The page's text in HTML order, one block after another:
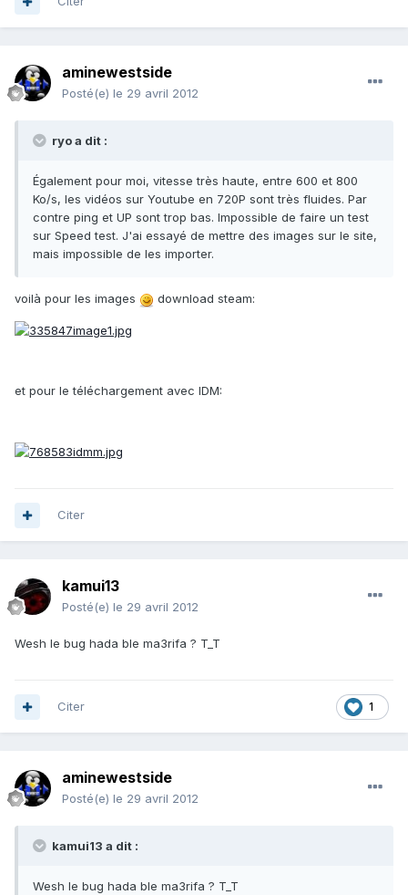
aminewestside
Posté(e) le 29 avril 2012
ryo a dit :
Également pour moi, vitesse très haute, entre 600 et 800
Ko/s, les vidéos sur Youtube en 720P sont très fluides. Par
contre ping et UP sont trop bas. Impossible de faire un test
sur Speed test. J'ai essayé de mettre des images sur le site,
mais impossible de les importer.
voilà pour les images download steam:
et pour le téléchargement avec IDM:
Citer
kamui13
Posté(e) le 29 avril 2012
Wesh le bug hada ble ma3rifa ? T_T
1
Citer
aminewestside
Posté(e) le 29 avril 2012
kamui13 a dit :
Wesh le bug hada ble ma3rifa ? T_T